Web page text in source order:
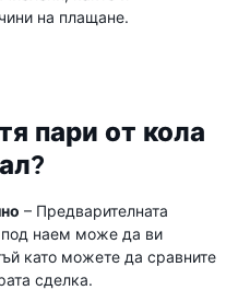
на плащане.
пари от кола
– Предварителната
под наем може да ви
като можете да сравните
сделка.